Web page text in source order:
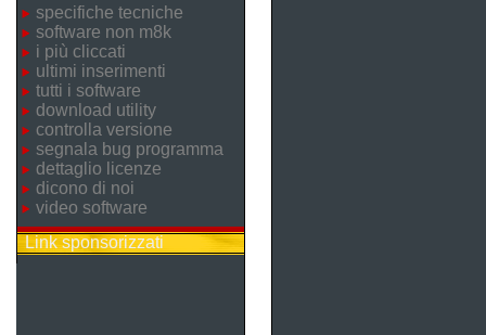
specifiche tecniche
software non m8k
i più cliccati
ultimi inserimenti
tutti i software
download utility
controlla versione
segnala bug programma
dettaglio licenze
dicono di noi
video software
Link sponsorizzati